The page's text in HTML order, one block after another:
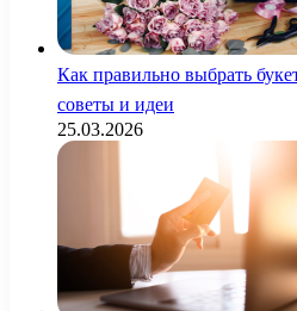
Как правильно выбрать
советы и идеи
25.03.2026